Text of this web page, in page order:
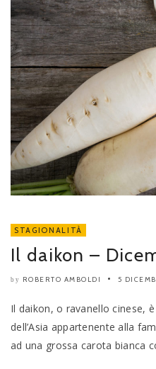
STAGIONALITÀ
Il daikon –
by ROBERTO AMBOLDI 5
Il daikon, o ravanello cinese,
dell’Asia appartenente alla
ad una grossa carota bianca